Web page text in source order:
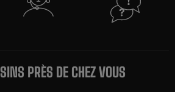
PRÈS DE CHEZ VOUS